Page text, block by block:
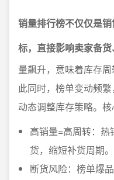
销量排行榜不仅仅是
标，直接影响卖家备货
量飙升，意味着库存
此同时，榜单变动频
动态调整库存策略。核
高销量=高周转：
货，缩短补货周期。
断货风险：榜单爆